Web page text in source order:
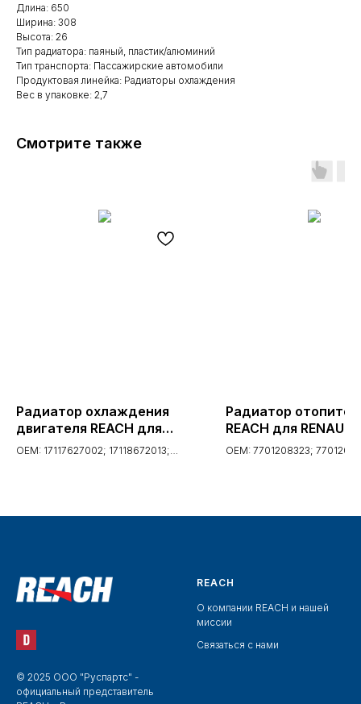
Длина: 650
Ширина: 308
Высота: 26
Тип радиатора: паяный, пластик/алюминий
Тип транспорта: Пассажирские автомобили
Продуктовая линейка: Радиаторы охлаждения
Вес в упаковке: 2,7
Смотрите также
Радиатор охлаждения
двигателя REACH для
BMW 5 (F10, F18) 520 I;
OEM: 17117627002; 17118672013;
Радиатор
REACH для RENAULT
MEGANE II (02-) 1.6 I
OEM: 7701208323;
© 2025 ООО "Руспартс" -
официальный представитель
REACH
О компании REACH и нашей
миссии
Связаться с нами